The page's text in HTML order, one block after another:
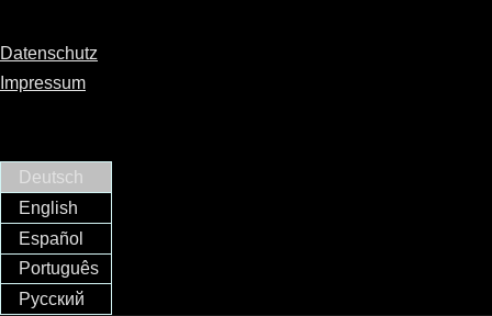
Datenschutz
Impressum
Deutsch
English
Español
Português
Русский